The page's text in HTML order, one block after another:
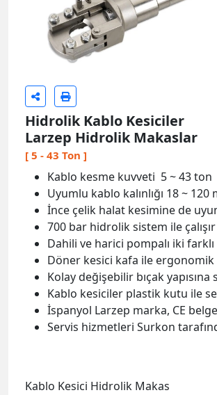
Hidrolik Kablo Kesiciler
Larzep Hidrolik Makaslar
[ 5 - 43 Ton ]
Kablo kesme kuvveti 5 ~ 43 ton
Uyumlu kablo kalınlığı 18 ~ 120
İnce çelik halat kesimine de
700 bar hidrolik sistem ile çalışır
Dahili ve harici pompalı iki
Döner kesici kafa ile ergonomik
Kolay değişebilir bıçak
Kablo kesiciler plastik kutu ile
İspanyol Larzep marka, CE
Servis hizmetleri Surkon
Kablo Kesici Hidrolik Makas